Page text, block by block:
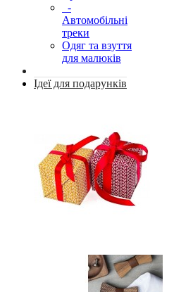
-
Автомобільні
треки
Одяг та взуття
для малюків
Ідеї для подарунків